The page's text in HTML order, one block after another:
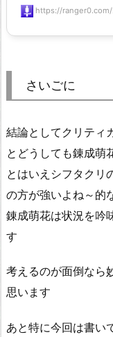
https://
さいごに
結論としてクリティ
とどうしても錬成萌
とはいえシフタクリ
の方が強いよね～的
錬成萌花は状況を吟
す
考えるのが面倒なら
思います
あと特に今回は書い